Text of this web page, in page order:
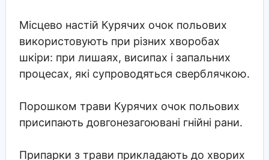
Місцево настій Курячих очок польових
використовують при різних хворобах
шкіри: при лишаях, висипах і запальних
процесах, які супроводяться сверблячкою.
Порошком трави Курячих очок польових
присипають довгонезагоювані гнійні рани.
Припарки з трави прикладають до хворих